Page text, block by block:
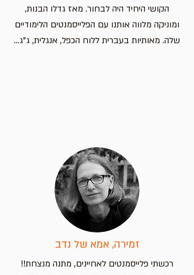
הקושי היחיד היה לבחור. מאז גדלו הבנות,
ומוניקה מלווה אותנו עם הפלייסמנטים הלימודיים
שלה. מאותיות בעברית ללוח הכפל, אנגלית, ג"ג...
זמירה, אמא של נדב
רכשתי פלייסמנטים לאחיינים, מתנה מנצחת!!